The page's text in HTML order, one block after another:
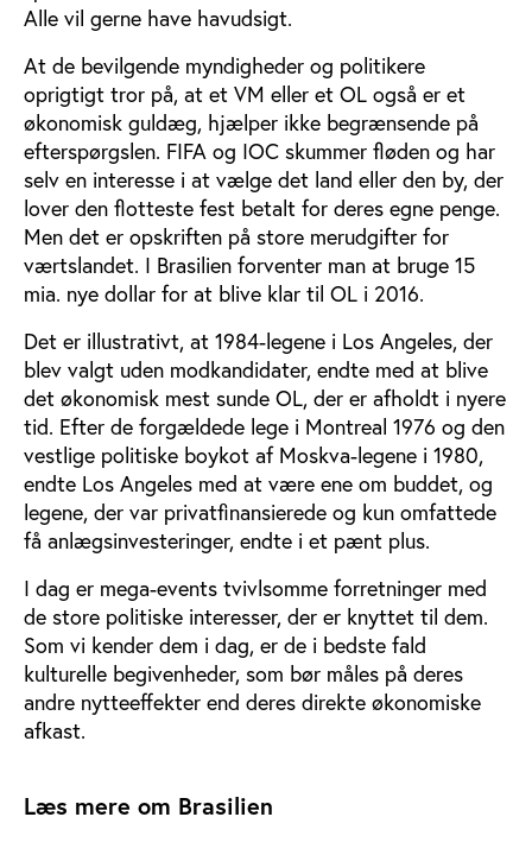
Alle vil gerne have havudsigt.
At de bevilgende myndigheder og politikere
oprigtigt tror på, at et VM eller et OL også er et
økonomisk guldæg, hjælper ikke begrænsende på
efterspørgslen. FIFA og IOC skummer fløden og har
selv en interesse i at vælge det land eller den by, der
lover den flotteste fest betalt for deres egne penge.
Men det er opskriften på store merudgifter for
værtslandet. I Brasilien forventer man at bruge 15
mia. nye dollar for at blive klar til OL i 2016.
Det er illustrativt, at 1984-legene i Los Angeles, der
blev valgt uden modkandidater, endte med at blive
det økonomisk mest sunde OL, der er afholdt i nyere
tid. Efter de forgældede lege i Montreal 1976 og den
vestlige politiske boykot af Moskva-legene i 1980,
endte Los Angeles med at være ene om buddet, og
legene, der var privatfinansierede og kun omfattede
få anlægsinvesteringer, endte i et pænt plus.
I dag er mega-events tvivlsomme forretninger med
de store politiske interesser, der er knyttet til dem.
Som vi kender dem i dag, er de i bedste fald
kulturelle begivenheder, som bør måles på deres
andre nytteeffekter end deres direkte økonomiske
afkast.
Læs mere om Brasilien